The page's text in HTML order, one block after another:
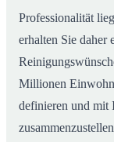
Professionalität
erhalten Sie
Millionen
definieren und mit